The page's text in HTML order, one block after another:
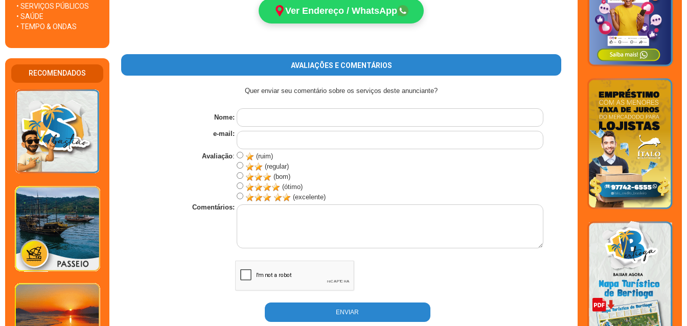
• SERVIÇOS PÚBLICOS
• SAÚDE
• TEMPO & ONDAS
RECOMENDADOS
Ver Endereço / WhatsApp
AVALIAÇÕES E COMENTÁRIOS
Quer enviar seu comentário sobre os serviços deste anunciante?
Nome:
e-mail:
Avaliação:
(ruim)
(regular)
(bom)
(ótimo)
(excelente)
Comentários: